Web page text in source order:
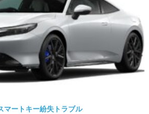
マートキー紛失トラブル